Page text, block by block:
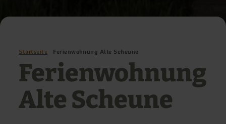
Startseite Ferienwohnung Alte Scheune
Ferienwohnung
Alte Scheune